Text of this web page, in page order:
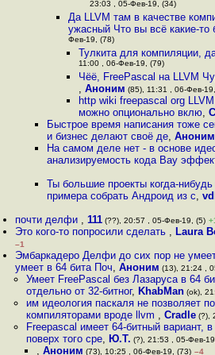
23:03 , 05-Фев-19, (34)
Да LLVM там в качестве
ужасный Что вы всё какие-то
Фев-19, (78)
Тулкита для компиляции,
11:00 , 06-Фев-19, (79)
Чёё, FreePascal на LLVM
,Аноним (85), 11:31 , 06-Фев-
http wiki freepascal org
можно опционально вклю,
Быстрое время написания тоже
и бизнес делают своё де,Аноним
На самом деле нет - в основе
анализируемость кода Вау
Ты большие проекты когда-
примера собрать Андроид из с,
почти делфи ,111 (??), 20:57 , 05-Фев-19, (5)
Это кого-то попросили сделать , Laura
–1
Эмбаркадеро Делфи до сих пор не
умеет в 64 бита Поч,Аноним (13), 21:24 ,
Умеет FreePascal без Лазаруса в 64
отдельно от 32-битног, KhabMan(ok),
им идеология паскаля не позволяет
компиляторами вроде llvm , Cradle(?),
Freepascal имеет 64-битный вариант,
поверх того сре, Ю.Т. (?), 21:53 , 05-Фев-
, Аноним (73), 10:25 , 06-Фев-19, (73) –4